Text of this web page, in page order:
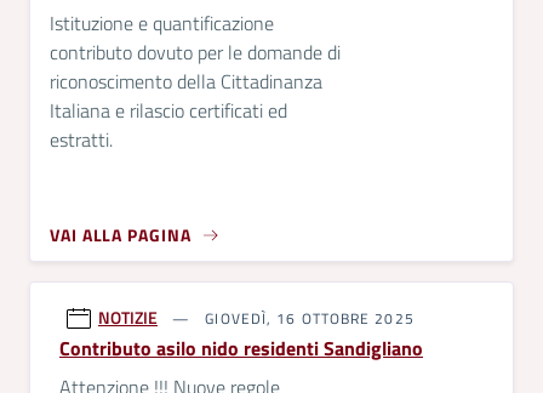
Istituzione e quantificazione
contributo dovuto per le domande di
riconoscimento della Cittadinanza
Italiana e rilascio certificati ed
estratti.
VAI ALLA PAGINA
NOTIZIE GIOVEDÌ, 16 OTTOBRE 2025
Contributo asilo nido residenti Sandigliano
Attenzione !!! Nuove regole